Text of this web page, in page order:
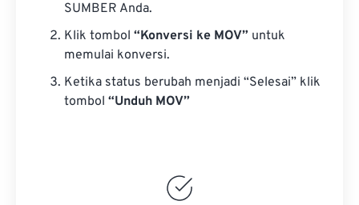
SUMBER Anda.
Klik tombol “Konversi ke MOV” untuk
memulai konversi.
Ketika status berubah menjadi “Selesai” klik
tombol “Unduh MOV”